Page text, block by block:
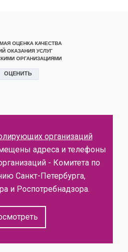
организаций
адреса и телефоны
- Комитета по
Санкт-Петербурга,
и Роспотребнадзора.